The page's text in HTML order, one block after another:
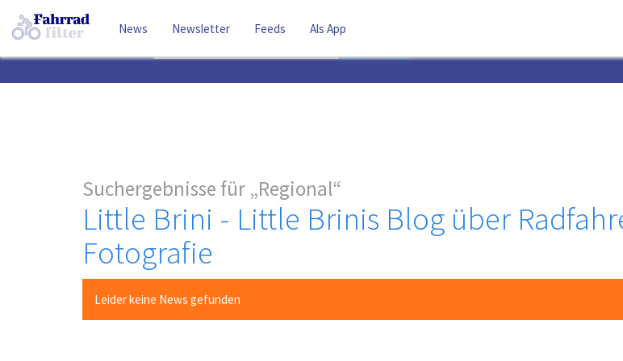
News Newsletter Feeds
Als App
Suchergebnisse für Regional
Little Brini - Little Brinis Blog über
Fotografie
Leider keine News gefunden